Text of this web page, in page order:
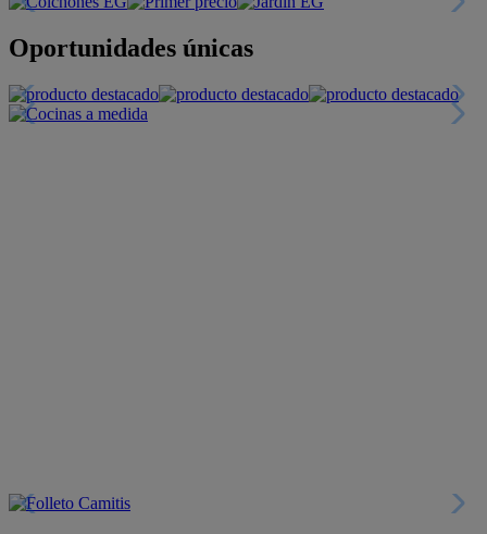
Oportunidades únicas